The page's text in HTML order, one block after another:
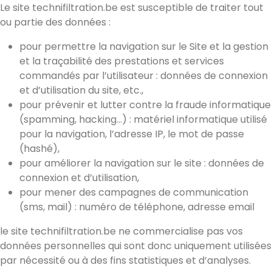
Le site technifiltration.be est susceptible de traiter tout
ou partie des données :
pour permettre la navigation sur le Site et la gestion
et la traçabilité des prestations et services
commandés par l’utilisateur : données de connexion
et d’utilisation du site, etc.,
pour prévenir et lutter contre la fraude informatique
(spamming, hacking…) : matériel informatique utilisé
pour la navigation, l’adresse IP, le mot de passe
(hashé),
pour améliorer la navigation sur le site : données de
connexion et d’utilisation,
pour mener des campagnes de communication
(sms, mail) : numéro de téléphone, adresse email
le site technifiltration.be ne commercialise pas vos
données personnelles qui sont donc uniquement utilisées
par nécessité ou à des fins statistiques et d’analyses.